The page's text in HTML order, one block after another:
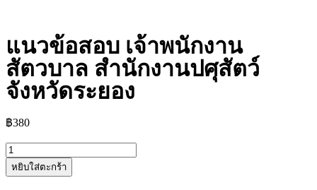
แนวข้อสอบ เจ้าพนักงาน
สัตวบาล สำนักงานปศุสัตว์
จังหวัดระยอง
฿380
หยิบใส่ตะกร้า